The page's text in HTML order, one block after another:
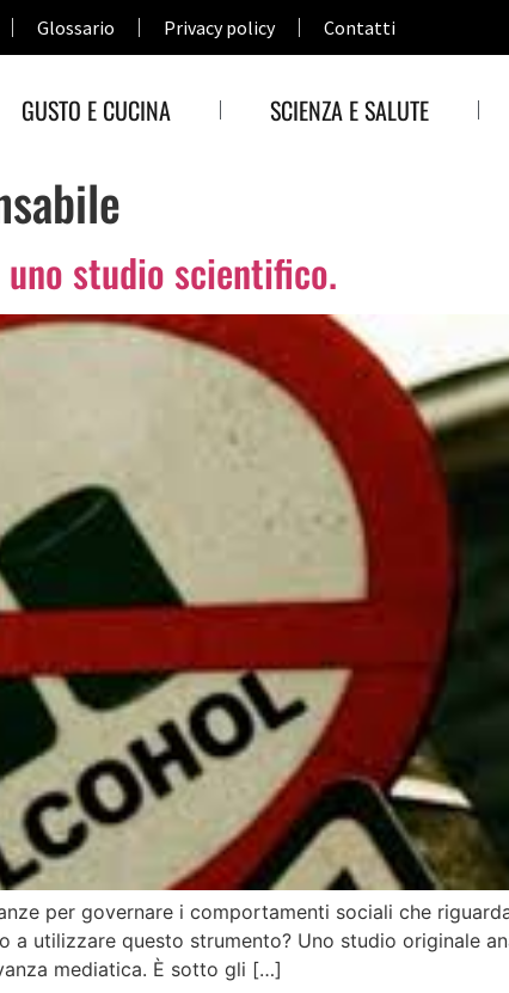
Glossario Privacy policy Contatti
GUSTO E CUCINA SCIENZA E SALUTE
studio scientifico.
per governare i comportamenti sociali che
utilizzare questo strumento? Uno studio originale
mediatica. È sotto gli […]